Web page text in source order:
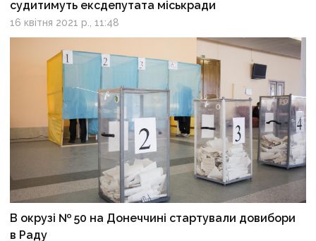
судитимуть ексдепутата міськради
16 квітня 2021 р., 11:48
В окрузі № 50 на Донеччині стартували довибори
в Раду